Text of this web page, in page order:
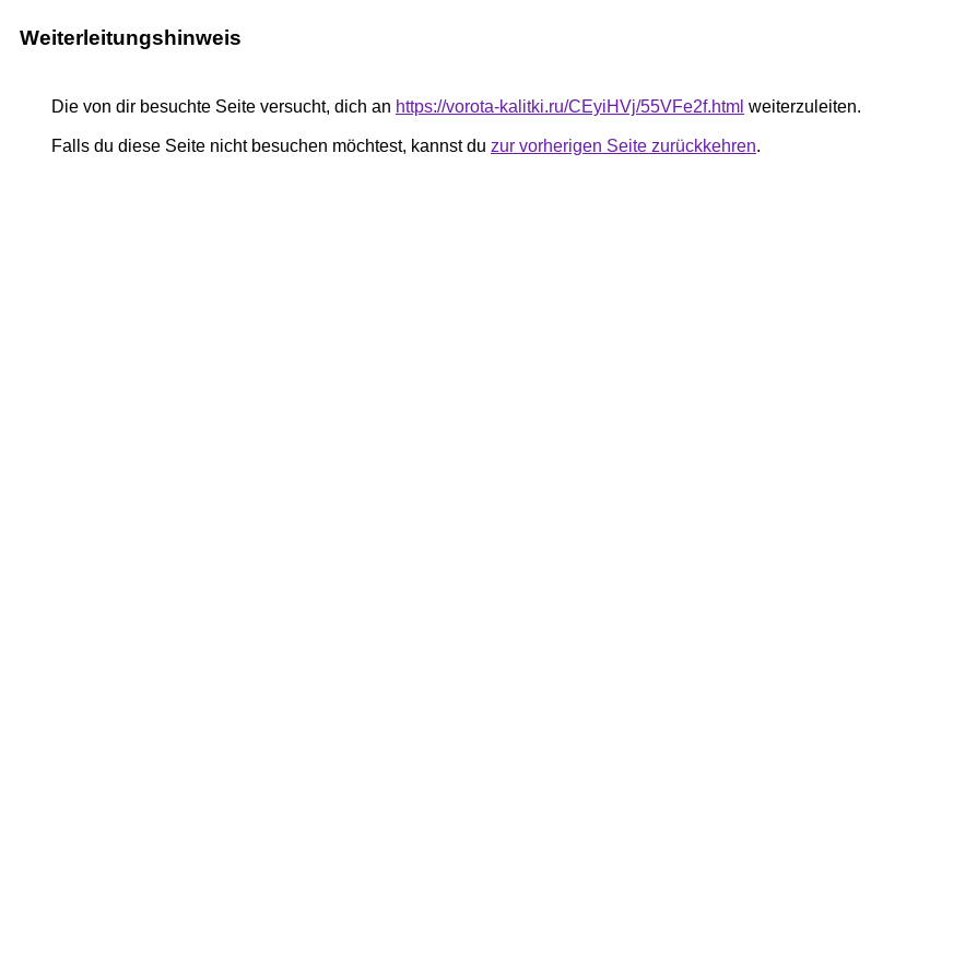
Weiterleitungshinweis
Die von dir besuchte Seite versucht, dich an https://vorota-kalitki.ru/CEyiHVj/55VFe2f.html weiterzuleiten.
Falls du diese Seite nicht besuchen möchtest, kannst du zur vorherigen Seite zurückkehren.